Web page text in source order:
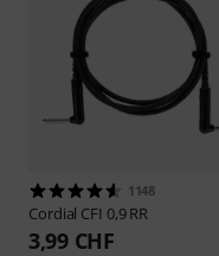
1148
Cordial CFI 0,9 RR
3,99 CHF